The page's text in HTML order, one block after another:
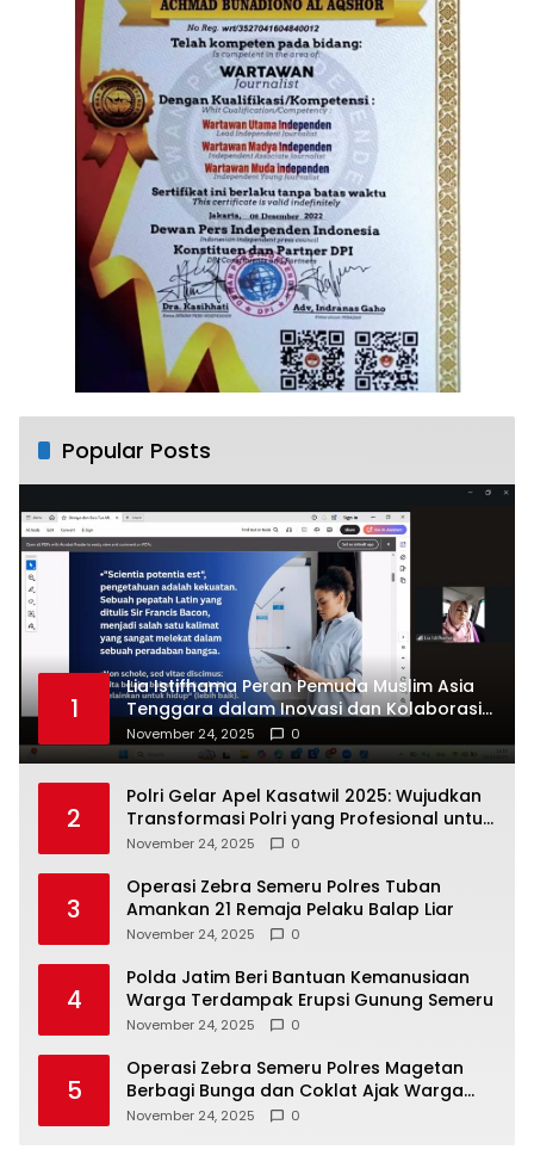
Popular Posts
1
Lia Istifhama Peran Pemuda Muslim Asia
Tenggara dalam Inovasi dan Kolaborasi
Internasional
November 24, 2025 0
2
Polri Gelar Apel Kasatwil 2025: Wujudkan
Transformasi Polri yang Profesional untuk
Masyarakat
November 24, 2025 0
3
Operasi Zebra Semeru Polres Tuban
Amankan 21 Remaja Pelaku Balap Liar
November 24, 2025 0
4
Polda Jatim Beri Bantuan Kemanusiaan
Warga Terdampak Erupsi Gunung Semeru
November 24, 2025 0
5
Operasi Zebra Semeru Polres Magetan
Berbagi Bunga dan Coklat Ajak Warga
Tertib Lalin
November 24, 2025 0